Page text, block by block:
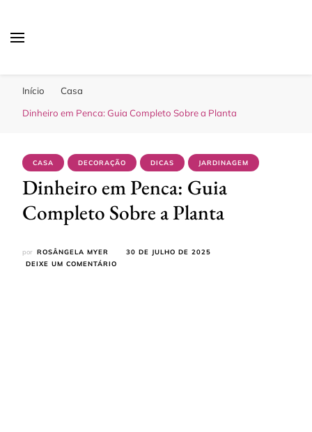
Início
Casa
Dinheiro em Penca: Guia Completo Sobre a Planta
CASA DECORAÇÃO DICAS JARDINAGEM
Dinheiro em Penca: Guia
Completo Sobre a Planta
por ROSÂNGELA MYER
30 DE JULHO DE 2025
DEIXE UM COMENTÁRIO